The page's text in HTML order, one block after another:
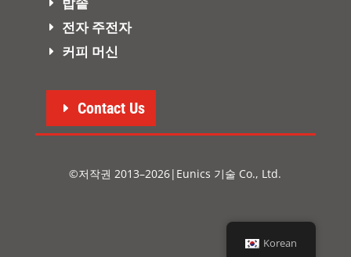
전자 주전자
커피 머신
Contact Us
©저작권 2013–2026|Eunics 기술 Co., Ltd.
Korean